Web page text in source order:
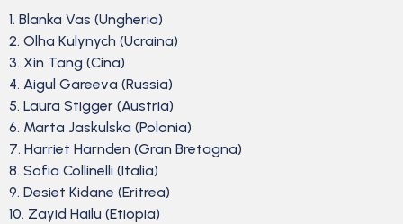
1. Blanka Vas (Ungheria)
2. Olha Kulynych (Ucraina)
3. Xin Tang (Cina)
4. Aigul Gareeva (Russia)
5. Laura Stigger (Austria)
6. Marta Jaskulska (Polonia)
7. Harriet Harnden (Gran Bretagna)
8. Sofia Collinelli (Italia)
9. Desiet Kidane (Eritrea)
10. Zayid Hailu (Etiopia)